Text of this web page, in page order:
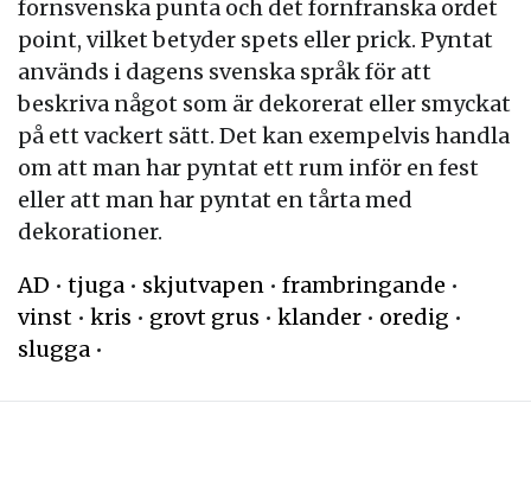
fornsvenska punta och det fornfranska ordet
point, vilket betyder spets eller prick. Pyntat
används i dagens svenska språk för att
beskriva något som är dekorerat eller smyckat
på ett vackert sätt. Det kan exempelvis handla
om att man har pyntat ett rum inför en fest
eller att man har pyntat en tårta med
dekorationer.
AD • tjuga • skjutvapen • frambringande •
vinst • kris • grovt grus • klander • oredig •
slugga •